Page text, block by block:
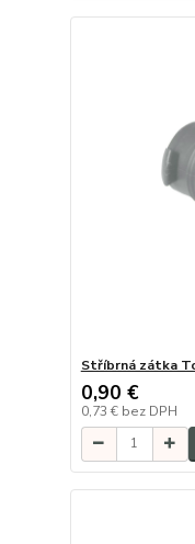
Stříbrná zátka
0,90 €
0,73 € bez DPH